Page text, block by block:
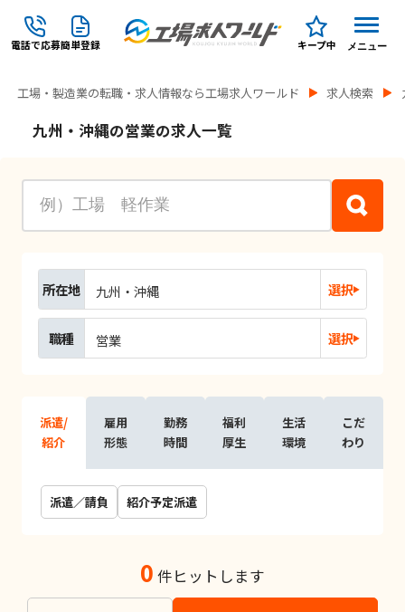
電話で応募簡単登録 キープ中 メニュー
工場・製造業の転職・求人情報なら工場求人ワールド 求人検索
九州・沖縄の営業の求人一覧
所在地 九州・沖縄 選択
職種 営業 選択
派遣/
紹介
雇用
形態
勤務
時間
福利
厚生
生活
環境
こだ
わり
派遣／請負 紹介予定派遣
0 件ヒットします